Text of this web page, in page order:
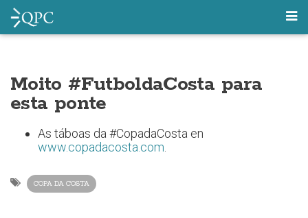
Moito #FutboldaCosta para
esta ponte
As táboas da #CopadaCosta en
www.copadacosta.com
COPA DA COSTA